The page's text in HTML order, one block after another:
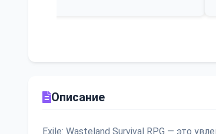
Описание
Exile: Wasteland Survival RPG — это